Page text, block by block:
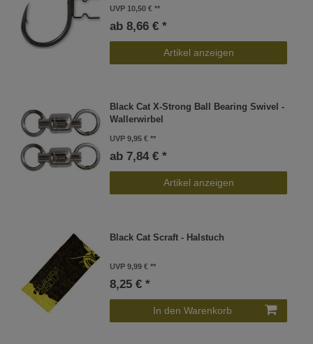
UVP 10,50 €
ab 8,66 € *
Artikel anzeigen
Black Cat X-Strong Ball Bearing Swivel -
Wallerwirbel
UVP 9,95 €
ab 7,84 € *
Artikel anzeigen
Black Cat Scraft - Halstuch
UVP 9,99 €
8,25 € *
In den Warenkorb